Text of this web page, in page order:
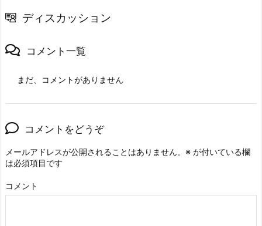
ディスカッション
コメント一覧
まだ、コメントがありません
コメントをどうぞ
メールアドレスが公開されることはありません。 ※ が付いている欄
は必須項目です
コメント